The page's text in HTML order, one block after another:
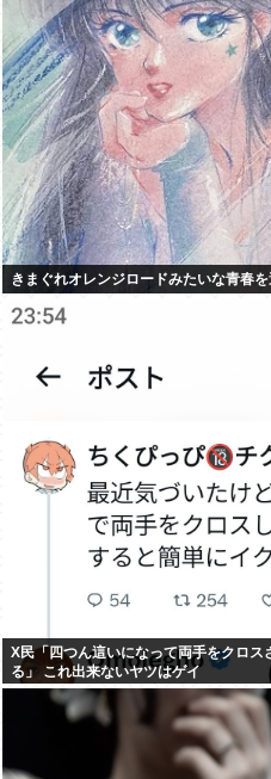
きまぐれオレンジロードみたいな青春
X民「四つん這いになって両手をクロ
る」 これ出来ないヤツはゲイ